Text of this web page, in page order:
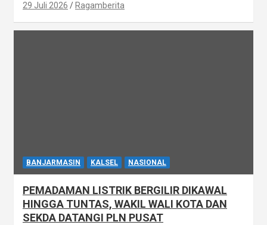
29 Juli 2026 Ragamberita
BANJARMASIN KALSEL NASIONAL
PEMADAMAN LISTRIK BERGILIR DIKAWAL
HINGGA TUNTAS, WAKIL WALI KOTA DAN
SEKDA DATANGI PLN PUSAT